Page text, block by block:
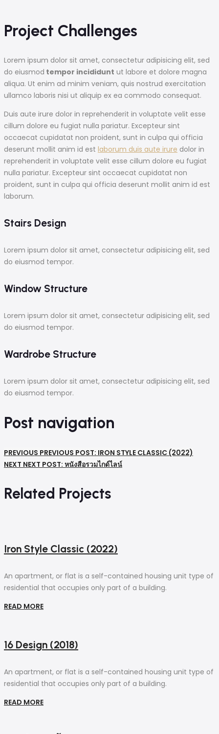
Project Challenges
Lorem ipsum dolor sit amet, consectetur adipisicing elit, sed
do eiusmod tempor incididunt ut labore et dolore magna
aliqua. Ut enim ad minim veniam, quis nostrud exercitation
ullamco laboris nisi ut aliquip ex ea commodo consequat.
Duis aute irure dolor in reprehenderit in voluptate velit esse
cillum dolore eu fugiat nulla pariatur. Excepteur sint
occaecat cupidatat non proident, sunt in culpa qui officia
deserunt mollit anim id est laborum duis aute irure dolor in
reprehenderit in voluptate velit esse cillum dolore eu fugiat
nulla pariatur. Excepteur sint occaecat cupidatat non
proident, sunt in culpa qui officia deserunt mollit anim id est
laborum.
Stairs Design
Lorem ipsum dolor sit amet, consectetur adipisicing elit, sed
do eiusmod tempor.
Window Structure
Lorem ipsum dolor sit amet, consectetur adipisicing elit, sed
do eiusmod tempor.
Wardrobe Structure
Lorem ipsum dolor sit amet, consectetur adipisicing elit, sed
do eiusmod tempor.
Post navigation
PREVIOUS PREVIOUS POST: IRON STYLE CLASSIC (2022)
NEXT NEXT POST: หนังสือรวมไกด์ไลน์
Related Projects
Iron Style Classic (2022)
An apartment, or flat is a self-contained housing unit type of
residential that occupies only part of a building.
READ MORE
16 Design (2018)
An apartment, or flat is a self-contained housing unit type of
residential that occupies only part of a building.
READ MORE